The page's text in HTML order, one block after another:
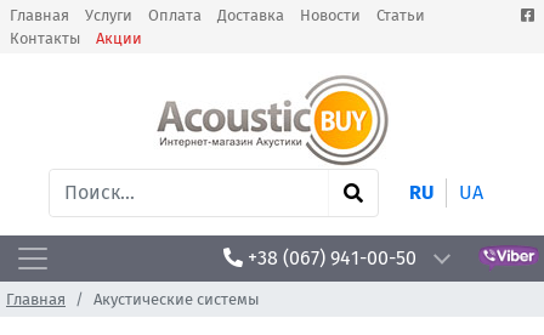
Главная Услуги Оплата Доставка Новости
Статьи
Контакты
Акции
RU UA
+38 (067) 941-00-50
Главная Акустические системы